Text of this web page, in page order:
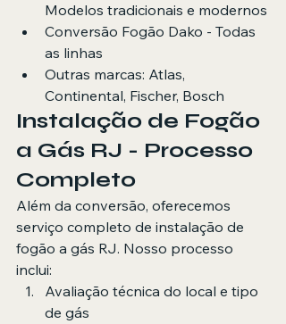
Modelos tradicionais e modernos
Conversão Fogão Dako - Todas
as linhas
Outras marcas: Atlas,
Continental, Fischer, Bosch
Instalação de Fogão
a Gás RJ - Processo
Completo
Além da conversão, oferecemos
serviço completo de instalação de
fogão a gás RJ. Nosso processo
inclui:
Avaliação técnica do local e tipo
de gás